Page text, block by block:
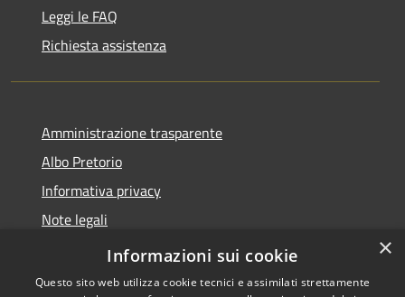
Leggi le FAQ
Richiesta assistenza
Amministrazione trasparente
Albo Pretorio
Informativa privacy
Note legali
Dichiarazione di accessibilità
×
Informazioni sui cookie
Questo sito web utilizza cookie tecnici e assimilati strettamente